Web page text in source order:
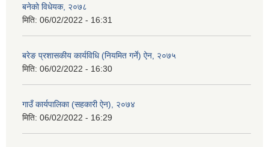
बनेको विधेयक, २०७८
मिति: 06/02/2022 - 16:31
बरेङ प्रशासकीय कार्यविधि (नियमित गर्ने) ऐन, २०७५
मिति: 06/02/2022 - 16:30
गाउँ कार्यपालिका (सहकारी ऐन), २०७४
मिति: 06/02/2022 - 16:29